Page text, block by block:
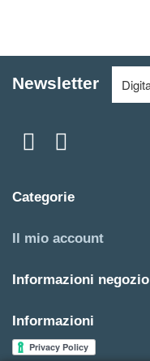
Newsletter
Categorie
Il mio account
Informazioni negozio
Informazioni